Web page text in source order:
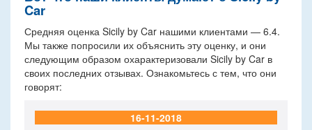
Car
Средняя оценка Sicily by Car нашими клиентами — 6.4.
Мы также попросили их объяснить эту оценку, и они
следующим образом охарактеризовали Sicily by Car в
своих последних отзывах. Ознакомьтесь с тем, что они
говорят:
16-11-2018